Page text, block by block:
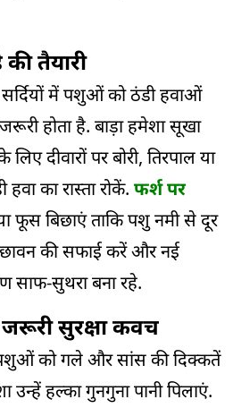
तैयारी
सर्दियों में पशुओं को ठंडी हवाओं
होता है. बाड़ा हमेशा सूखा
दीवारों पर बोरी, तिरपाल या
का रास्ता रोकें. फर्श पर
या फूस बिछाएं ताकि पशु नमी से दूर
की सफाई करें और नई
साफ-सुथरा बना रहे.
सुरक्षा कवच
पशुओं को गले और सांस की दिक्कतें
हल्का गुनगुना पानी पिलाएं.